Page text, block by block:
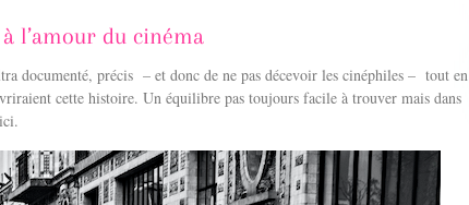
l’amour du cinéma
documenté, précis – et donc de ne pas décevoir les cinéphiles – tout en
cette histoire. Un équilibre pas toujours facile à trouver mais dans